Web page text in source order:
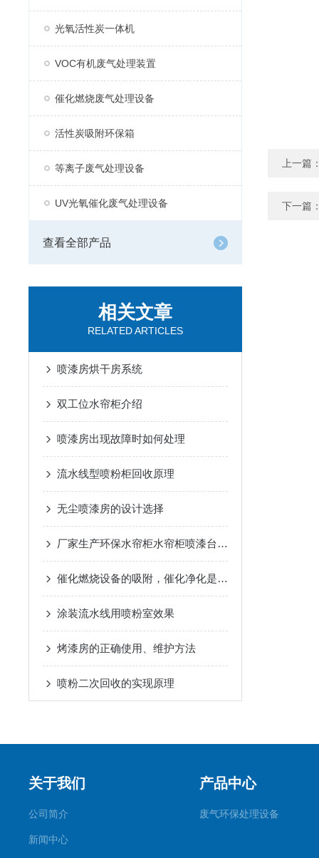
光氧活性炭一体机
VOC有机废气处理装置
催化燃烧废气处理设备
活性炭吸附环保箱
等离子废气处理设备
UV光氧催化废气处理设备
查看全部产品
相关文章
RELATED ARTICLES
喷漆房烘干房系统
双工位水帘柜介绍
喷漆房出现故障时如何处理
流水线型喷粉柜回收原理
无尘喷漆房的设计选择
厂家生产环保水帘柜水帘柜喷漆台支持定制
催化燃烧设备的吸附，催化净化是典型的气固相催化反应
涂装流水线用喷粉室效果
烤漆房的正确使用、维护方法
喷粉二次回收的实现原理
上一篇
下一篇
关于我们
公司简介
新闻中心
产品中心
废气环保处理设备